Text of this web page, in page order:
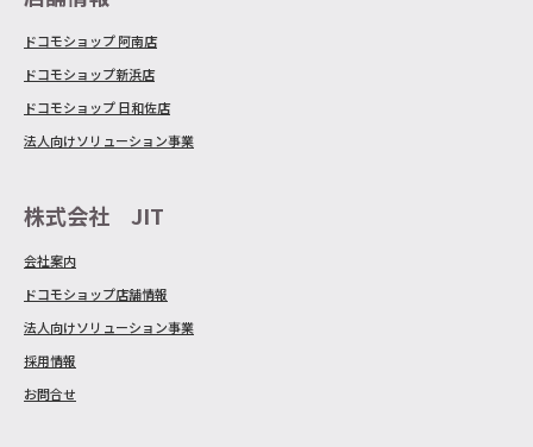
ドコモショップ 阿南店
ドコモショップ新浜店
ドコモショップ 日和佐店
法人向けソリューション事業
株式会社 JIT
会社案内
ドコモショップ店舗情報
法人向けソリューション事業
採用情報
お問合せ